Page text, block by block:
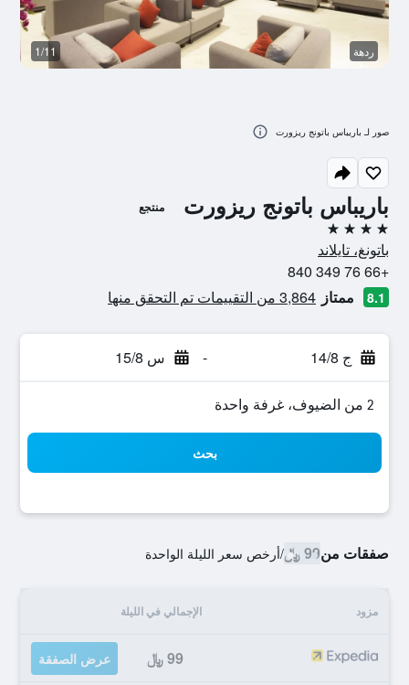
باريباس باتونج ريزورت منتجع
4 نجوم
باتونغ، تايلاند
+66 76 349 840
8.1 ممتاز 3,864 من التقييمات تم التحقق منها
ج 14/8 - س 15/8
2 من الضيوف، غرفة واحدة
بحث
صفقات من99 ﷼ /أرخص سعر الليلة الواحدة
مزود الإجمالي في الليلة
99 ﷼ عرض الصفقة
ردهة 1/11
صور لـ باريباس باتونج ريزورت